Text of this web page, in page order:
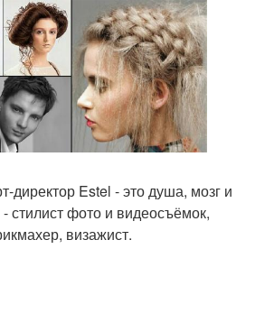
директор Estel - это душа, мозг и
стилист фото и видеосъёмок,
визажист.